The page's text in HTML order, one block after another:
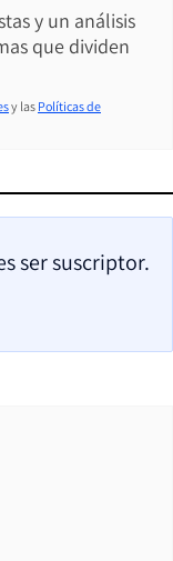
y un análisis
que dividen
y las Políticas de
ser suscriptor.